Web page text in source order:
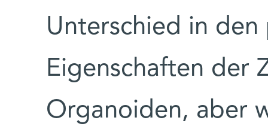
Unterschied in den
Eigenschaften der
Organoiden, aber